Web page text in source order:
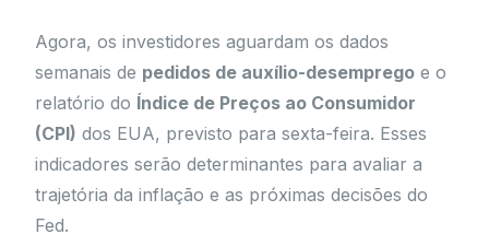
Agora, os investidores aguardam os dados
semanais de pedidos de auxílio-desemprego e o
relatório do Índice de Preços ao Consumidor
(CPI) dos EUA, previsto para sexta-feira. Esses
indicadores serão determinantes para avaliar a
trajetória da inflação e as próximas decisões do
Fed.